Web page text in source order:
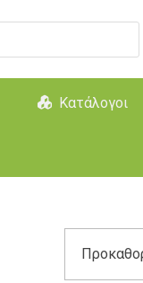
Κατάλογοι